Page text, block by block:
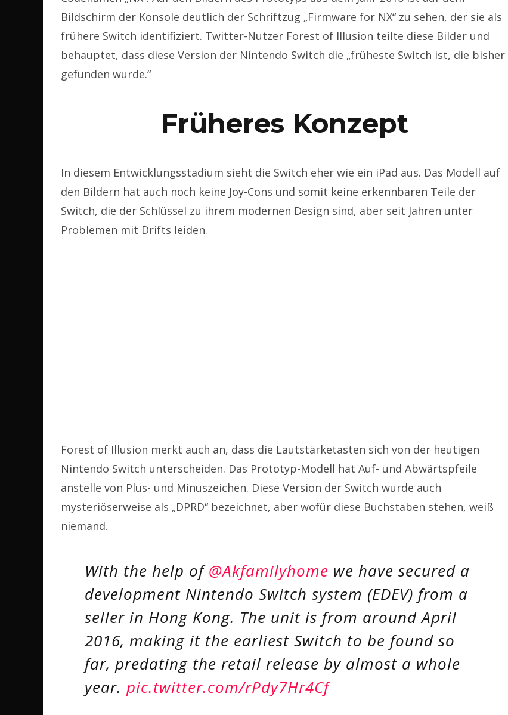
Bildschirm der Konsole deutlich der Schriftzug „Firmware for NX“ zu sehen, der sie als
frühere Switch identifiziert. Twitter-Nutzer Forest of Illusion teilte diese Bilder und
behauptet, dass diese Version der Nintendo Switch die „früheste Switch ist, die bisher
gefunden wurde.“
Früheres Konzept
In diesem Entwicklungsstadium sieht die Switch eher wie ein iPad aus. Das Modell auf
den Bildern hat auch noch keine Joy-Cons und somit keine erkennbaren Teile der
Switch, die der Schlüssel zu ihrem modernen Design sind, aber seit Jahren unter
Problemen mit Drifts leiden.
Forest of Illusion merkt auch an, dass die Lautstärketasten sich von der heutigen
Nintendo Switch unterscheiden. Das Prototyp-Modell hat Auf- und Abwärtspfeile
anstelle von Plus- und Minuszeichen. Diese Version der Switch wurde auch
mysteriöserweise als „DPRD“ bezeichnet, aber wofür diese Buchstaben stehen, weiß
niemand.
With the help of@Akfamilyhome we have secured a
development Nintendo Switch system (EDEV) from a
seller in Hong Kong. The unit is from around April
2016, making it the earliest Switch to be found so
far, predating the retail release by almost a whole
year. pic.twitter.com/rPdy7Hr4Cf